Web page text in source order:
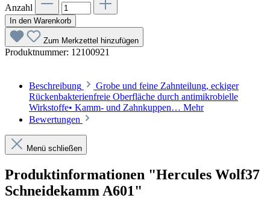
Anzahl
In den Warenkorb
Zum Merkzettel hinzufügen
Produktnummer: 12100921
Beschreibung
Grobe und feine Zahnteilung, eckiger
Rückenbakterienfreie Oberfläche durch antimikrobielle
Wirkstoffe• Kamm- und Zahnkuppen… Mehr
Bewertungen
Menü schließen
Produktinformationen "Hercules Wolf37
Schneidekamm A601"